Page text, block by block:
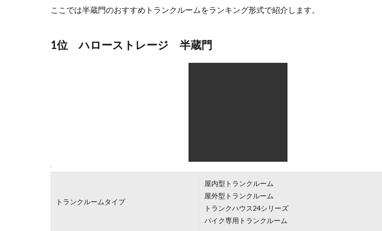
ここでは半蔵門のおすすめトランクルームをランキング形式で紹介します。
1位 ハローストレージ 半蔵門
バイク専用トランクルーム
都内の店舗数
1,000円台～（店舗により変動あり）